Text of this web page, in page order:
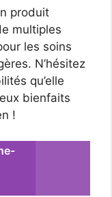
produit
multiples
les soins
N’hésitez
qu’elle
bienfaits
!